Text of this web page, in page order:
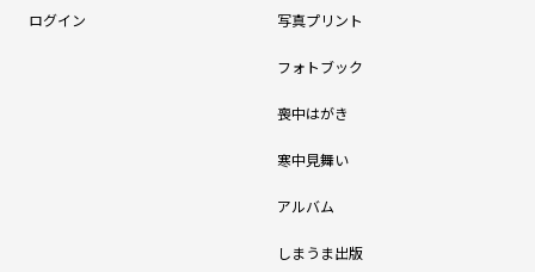
ログイン 写真プリント
フォトブック
喪中はがき
寒中見舞い
アルバム
しまうま出版